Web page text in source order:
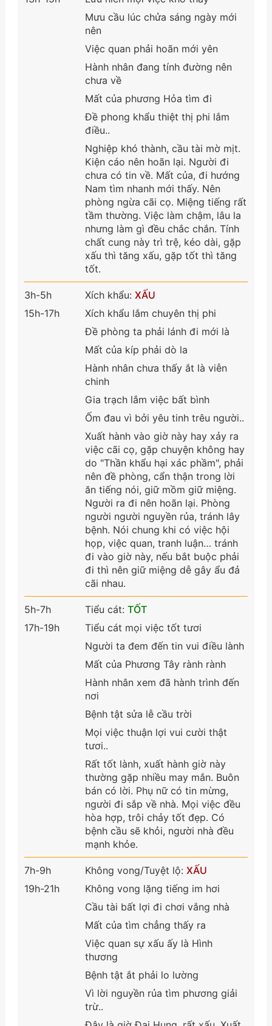
Mưu cầu lúc chửa sáng ngày mới
nên
Việc quan phải hoãn mới yên
Hành nhân đang tính đường nên
chưa về
Mất của phương Hỏa tìm đi
Đề phong khẩu thiệt thị phi lắm
điều..
Nghiệp khó thành, cầu tài mờ mịt.
Kiện cáo nên hoãn lại. Người đi
chưa có tin về. Mất của, đi hướng
Nam tìm nhanh mới thấy. Nên
phòng ngừa cãi cọ. Miệng tiếng rất
tầm thường. Việc làm chậm, lâu la
nhưng làm gì đều chắc chắn. Tính
chất cung này trì trệ, kéo dài, gặp
xấu thì tăng xấu, gặp tốt thì tăng
tốt.
3h-5h
15h-17h
Xích khẩu: XẤU
Xích khẩu lắm chuyên thị phi
Đề phòng ta phải lánh đi mới là
Mất của kíp phải dò la
Hành nhân chưa thấy ắt là viễn
chinh
Gia trạch lắm việc bất bình
Ốm đau vì bởi yêu tinh trêu người..
Xuất hành vào giờ này hay xảy ra
việc cãi cọ, gặp chuyện không hay
do "Thần khẩu hại xác phầm", phải
nên đề phòng, cẩn thận trong lời
ăn tiếng nói, giữ mồm giữ miệng.
Người ra đi nên hoãn lại. Phòng
người người nguyền rủa, tránh lây
bệnh. Nói chung khi có việc hội
họp, việc quan, tranh luận… tránh
đi vào giờ này, nếu bắt buộc phải
đi thì nên giữ miệng dễ gây ẩu đả
cãi nhau.
5h-7h
17h-19h
Tiểu cát: TỐT
Tiểu cát mọi việc tốt tươi
Người ta đem đến tin vui điều lành
Mất của Phương Tây rành rành
Hành nhân xem đã hành trình đến
nơi
Bệnh tật sửa lễ cầu trời
Mọi việc thuận lợi vui cười thật
tươi..
Rất tốt lành, xuất hành giờ này
thường gặp nhiều may mắn. Buôn
bán có lời. Phụ nữ có tin mừng,
người đi sắp về nhà. Mọi việc đều
hòa hợp, trôi chảy tốt đẹp. Có
bệnh cầu sẽ khỏi, người nhà đều
mạnh khỏe.
7h-9h
19h-21h
Không vong/Tuyệt lộ: XẤU
Không vong lặng tiếng im hơi
Cầu tài bất lợi đi chơi vắng nhà
Mất của tìm chẳng thấy ra
Việc quan sự xấu ấy là Hình
thương
Bệnh tật ắt phải lo lường
Vì lời nguyền rủa tìm phương giải
trừ..